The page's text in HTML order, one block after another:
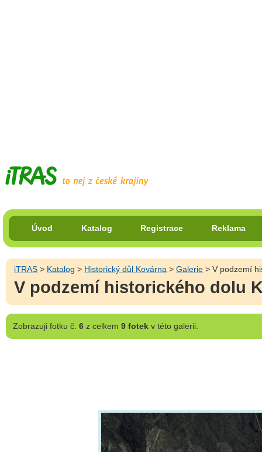
Úvod Katalog Registrace Reklama
iTRAS > Katalog > Historický důl Kovárna >Galerie > V podzemí
V podzemí historického dolu
Zobrazujifotku č. 6z celkem 9 fotekv této galerii.